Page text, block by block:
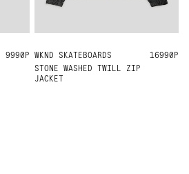
9990Р WKND SKATEBOARDS
STONE WASHED TWILL ZIP
JACKET
M L XL 16990Р